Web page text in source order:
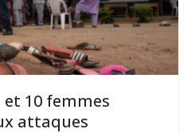
10 femmes
attaques